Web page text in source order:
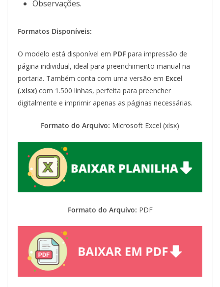
Observações.
Formatos Disponíveis:
O modelo está disponível em PDF para impressão de
página individual, ideal para preenchimento manual na
portaria. Também conta com uma versão em Excel
(.xlsx) com 1.500 linhas, perfeita para preencher
digitalmente e imprimir apenas as páginas necessárias.
Formato do Arquivo: Microsoft Excel (xlsx)
Formato do Arquivo: PDF